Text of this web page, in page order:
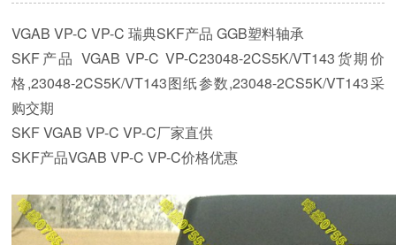
NG120AR0 美国KAYDON轴承 NB160BR0K 德国DURBAL牙
VGAB VP-C VP-C 瑞典SKF产品 GGB塑料轴承
SKF产品 VGAB VP-C VP-C23048-2CS5K/VT143货期价
格,23048-2CS5K/VT143图纸参数,23048-2CS5K/VT143采
购交期
SKF VGAB VP-C VP-C厂家直供
SKF产品VGAB VP-C VP-C价格优惠